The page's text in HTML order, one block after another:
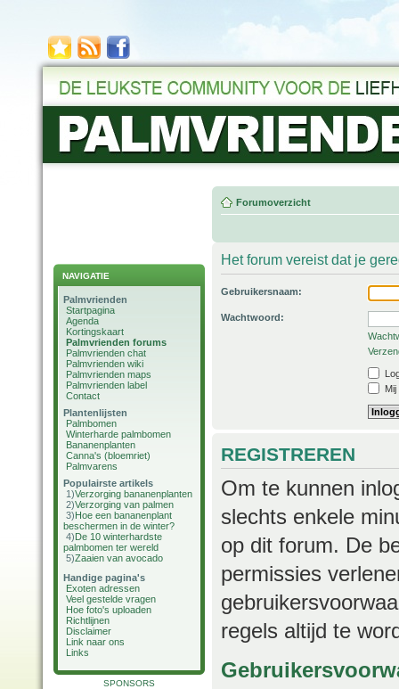
NAVIGATIE
Palmvrienden
Startpagina
Agenda
Kortingskaart
Palmvrienden forums
Palmvrienden chat
Palmvrienden wiki
Palmvrienden maps
Palmvrienden label
Contact
Plantenlijsten
Palmbomen
Winterharde palmbomen
Bananenplanten
Canna's (bloemriet)
Palmvarens
Populairste artikels
1)Verzorging bananenplanten
2)Verzorging van palmen
3)Hoe een bananenplant
beschermen in de winter?
4)De 10 winterhardste
palmbomen ter wereld
5)Zaaien van avocado
Handige pagina's
Exoten adressen
Veel gestelde vragen
Hoe foto's uploaden
Richtlijnen
Disclaimer
Link naar ons
Links
SPONSORS
Forumoverzicht
Het forum vereist dat je
Gebruikersnaam:
Wachtwoord:
REGISTREREN
Om te kunnen
slechts enkele
op dit forum. De
permissies
regels altijd te